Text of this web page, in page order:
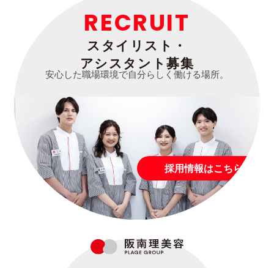
RECRUIT
スタイリスト・
アシスタント募集
安心した職場環境で自分らしく働ける場所。
採用情報はこちら